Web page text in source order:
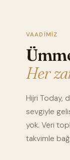
VAADIMIZ
Her
Hijri Today,
sevgiyle
yok. Veri
takvimle